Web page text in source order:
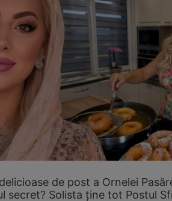
de post a Ornelei
secret? Solista ține tot Postul